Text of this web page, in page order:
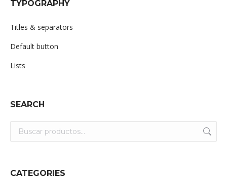
TYPOGRAPHY
Titles & separators
Default button
Lists
SEARCH
CATEGORIES